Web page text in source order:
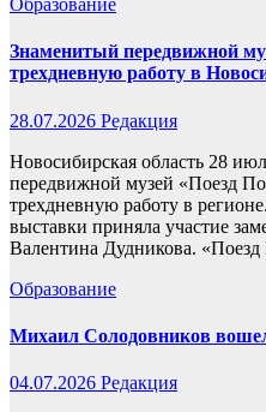
Образование
Знаменитый передвижной
трехдневную работу в
28.07.2026 Редакция
Новосибирская область 28
передвижной музей «Поезд
трехдневную работу в
выставки приняла участие
Валентина Дудникова.
Образование
Михаил Солодовников
04.07.2026 Редакция